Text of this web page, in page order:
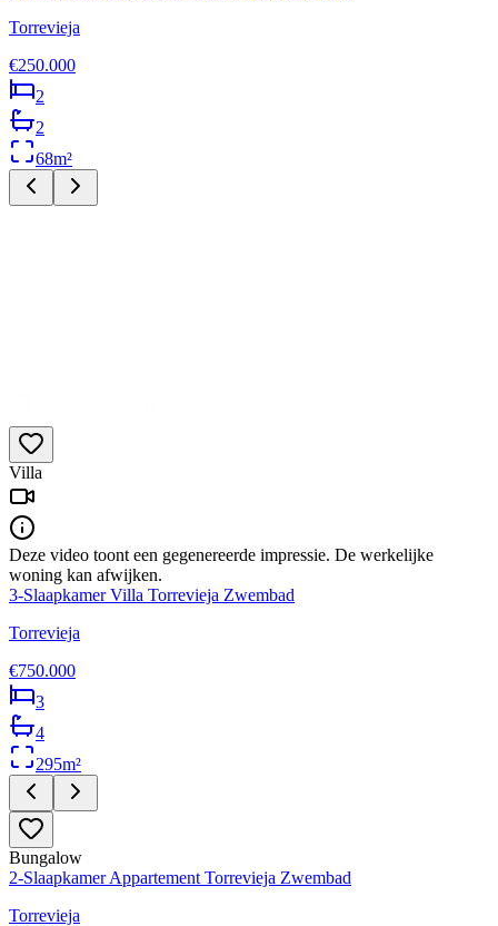
Torrevieja
€250.000
2
2
68m²
Villa
Deze video toont een gegenereerde impressie. De werkelijke
woning kan afwijken.
3-Slaapkamer Villa Torrevieja Zwembad
Torrevieja
€750.000
3
4
295m²
Bungalow
2-Slaapkamer Appartement Torrevieja Zwembad
Torrevieja